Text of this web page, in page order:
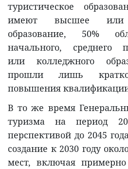
туристическое
имеют высшее или
образование, 50%
начального, среднего
или колледжного
прошли лишь
повышения
В то же время
туризма на период
перспективой до 2045
создание к 2030 году
мест, включая